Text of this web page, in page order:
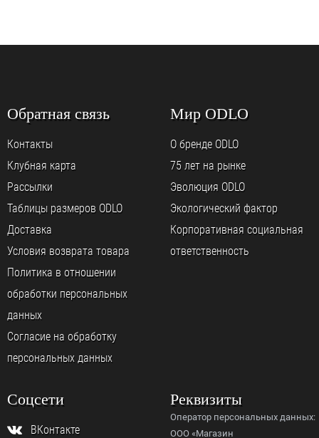
Обратная связь
Контакты
Клубная карта
Рассылки
Таблицы размеров ODLO
Доставка
Условия возврата товара
Политика в отношении
обработки персональных
данных
Согласие на обработку
персональных данных
Мир ODLO
О бренде ODLO
75 лет на рынке
Эволюция ODLO
Экологический фактор
Корпоративная социальная
ответственность
Соцсети
ВКонтакте
Реквизиты
Оператор персональных данных:
ООО «Магазин